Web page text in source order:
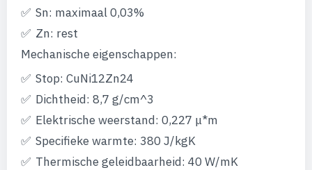
Sn: maximaal 0,03%
Zn: rest
Mechanische eigenschappen:
Stop: CuNi12Zn24
Dichtheid: 8,7 g/cm^3
Elektrische weerstand: 0,227 μ*m
Specifieke warmte: 380 J/kgK
Thermische geleidbaarheid: 40 W/mK